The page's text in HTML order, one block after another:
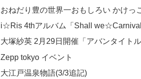
おねだり豊の世界一おもしろい かけっ
i☆Ris 4thアルバム「Shall
大塚紗英 2月29日開催「アバンタイト
Zepp tokyo イベント
大江戸温泉物語(3/3追記)